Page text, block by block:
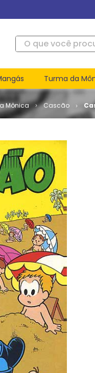
O que você procura?
Turma da
Mônica Cascão
083